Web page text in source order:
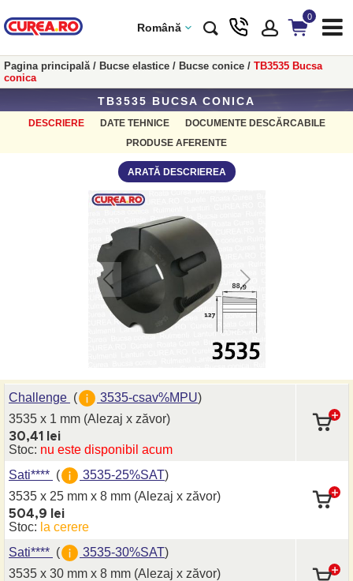
Română
0
Pagina principală/ Bucse elastice / Bucse conice / TB3535 Bucsa
conica
TB3535 BUCSA CONICA
DESCRIERE DATE TEHNICE
DOCUMENTE DESCĂRCABILE
PRODUSE AFERENTE
ARATĂ DESCRIEREA
Challenge ( 3535-csav%MPU)
3535 x 1 mm (Alezaj x zăvor)
30,41 lei
Stoc: nu este disponibil acum
Sati**** ( 3535-25%SAT)
3535 x 25 mm x 8 mm (Alezaj x zăvor)
504,9 lei
Stoc: la cerere
Sati**** ( 3535-30%SAT)
3535 x 30 mm x 8 mm (Alezaj x zăvor)